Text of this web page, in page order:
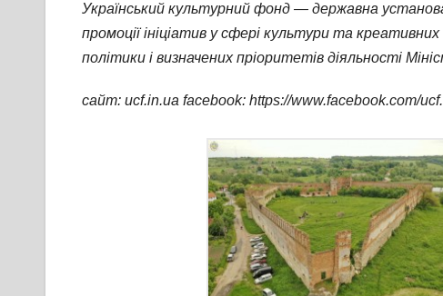
Український культурний фонд — державна
промоції ініціатив у сфері культури та
політики і визначених пріоритетів діяльності
сайт: ucf.in.ua facebook: https://www.facebook.com/